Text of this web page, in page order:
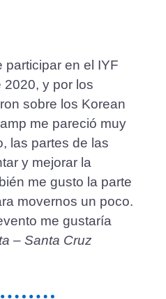
participar en el IYF
2020, y por los
sobre los Korean
me pareció muy
las partes de las
y mejorar la
me gusto la parte
movernos un poco.
me gustaría
– Santa Cruz